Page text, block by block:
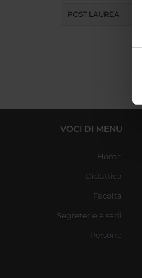
POST LAUREA
VOCI DI MENU
Home
Didattica
Facoltà
Segreterie e sedi
Persone